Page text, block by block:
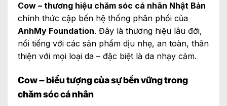
Cow – thương hiệu chăm sóc cá nhân Nhật Bản
chính thức cập bến hệ thống phân phối của
AnhMy Foundation. Đây là thương hiệu lâu đời,
nổi tiếng với các sản phẩm dịu nhẹ, an toàn, thân
thiện với mọi loại da – đặc biệt là da nhạy cảm.
Cow – biểu tượng của sự bền vững trong
chăm sóc cá nhân